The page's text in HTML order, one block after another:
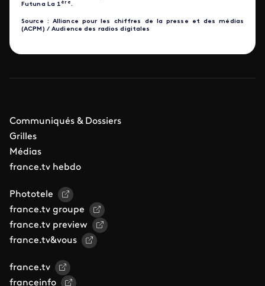
Futuna La 1 ère.
Source : Alliance pour les chiffres de la presse et des médias
(ACPM) / Audience des radios digitales
Communiqués & Dossiers
Grilles
Médias
france.tv hebdo
Phototele
france.tv groupe
france.tv preview
france.tv&vous
france.tv
franceinfo